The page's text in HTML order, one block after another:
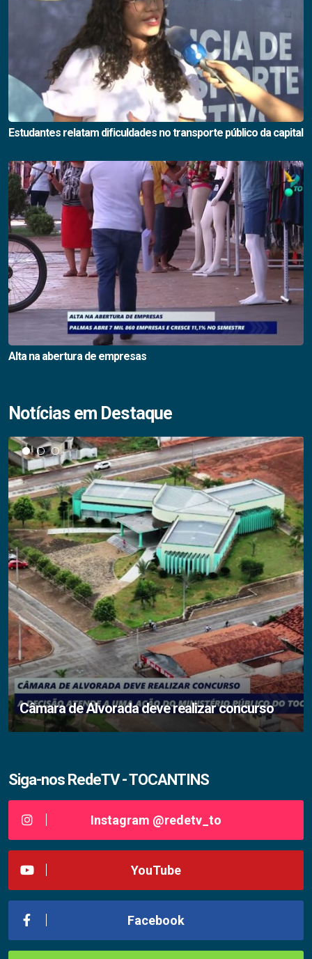
Estudantes relatam dificuldades no transporte público da capital
Alta na abertura de empresas
Notícias em Destaque
Câmara de Alvorada deve realizar concurso
Siga-nos RedeTV - TOCANTINS
Instagram @redetv_to
YouTube
Facebook